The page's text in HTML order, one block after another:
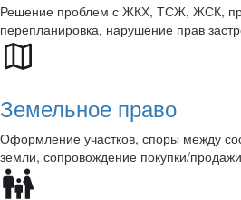
Решение проблем с ЖКХ, ТСЖ, ЖСК,
перепланировка, нарушение прав
Земельное право
Оформление участков, споры между
земли, сопровождение покупки/продажи